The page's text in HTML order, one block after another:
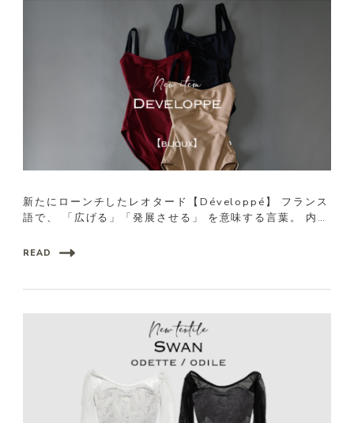
新たにローンチしたレオタード【Développé】 フランス
語で、 「広げる」「発展させる」 を意味する言葉。 内側
READ